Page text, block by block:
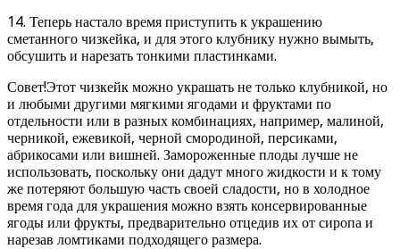
14. Теперь настало время приступить к украшению
сметанного чизкейка, и для этого клубнику нужно вымыть,
обсушить и нарезать тонкими пластинками.
Совет!Этот чизкейк можно украшать не только клубникой, но
и любыми другими мягкими ягодами и фруктами по
отдельности или в разных комбинациях, например, малиной,
черникой, ежевикой, черной смородиной, персиками,
абрикосами или вишней. Замороженные плоды лучше не
использовать, поскольку они дадут много жидкости и к тому
же потеряют большую часть своей сладости, но в холодное
время года для украшения можно взять консервированные
ягоды или фрукты, предварительно отцедив их от сиропа и
нарезав ломтиками подходящего размера.